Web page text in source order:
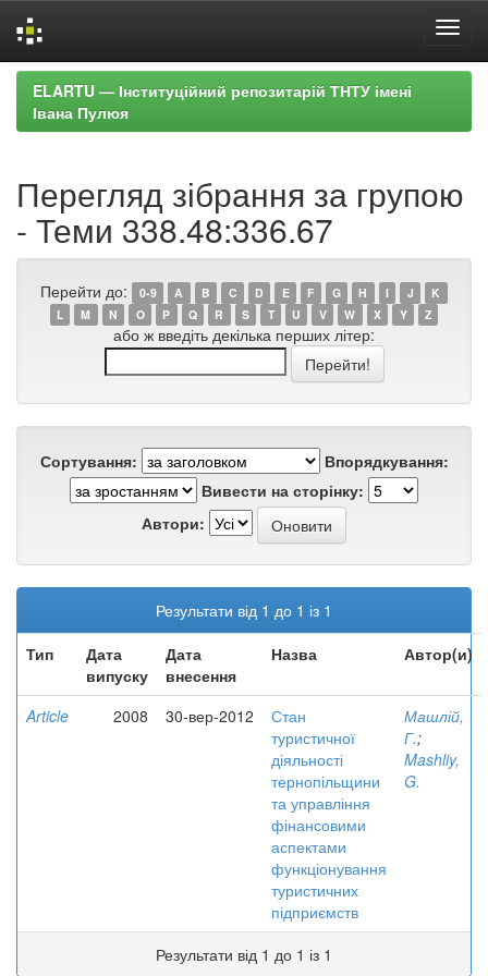
Skip
navigation
ELARTU — Інституційний репозитарій ТНТУ імені
Івана Пулюя
Перегляд зібрання за групою
- Теми 338.48:336.67
Перейти до: 0-9 A B C D E F G H I J
K
L
M N O P Q R S T U V W X Y Z
або ж введіть декілька перших літер:
Сортування:
Впорядкування:
Вивести на сторінку:
Автори:
Результати від 1 до 1 із 1
Тип
Дата
випуску
Дата
внесення
Назва Автор(и)
Article 2008 30-вер-2012
Стан
туристичної
діяльності
тернопільщини
та управління
фінансовими
аспектами
функціонування
туристичних
підприємств
Машлій,
Г.;
Mashliy,
G.
Результати від 1 до 1 із 1